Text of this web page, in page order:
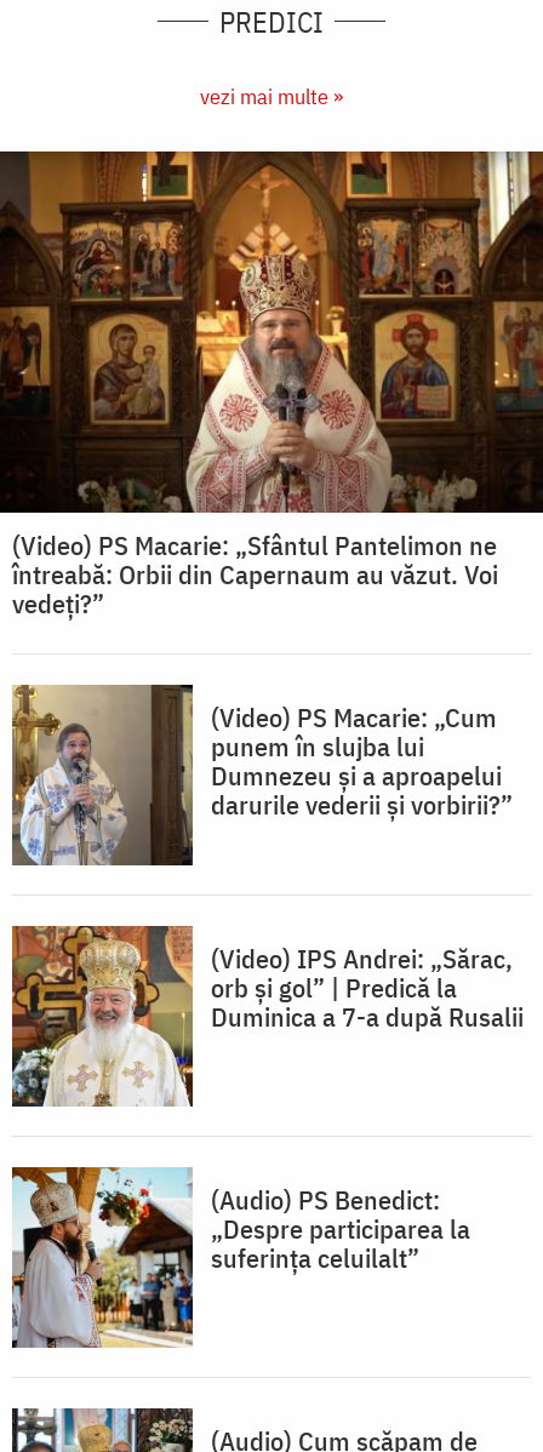
PREDICI
vezi mai multe »
(Video) PS Macarie: „Sfântul Pantelimon ne
întreabă: Orbii din Capernaum au văzut. Voi
vedeți?”
(Video) PS Macarie: „Cum
punem în slujba lui
Dumnezeu și a aproapelui
darurile vederii și vorbirii?”
(Video) IPS Andrei: „Sărac,
orb și gol” | Predică la
Duminica a 7-a după Rusalii
(Audio) PS Benedict:
„Despre participarea la
suferința celuilalt”
(Audio) Cum scăpam de